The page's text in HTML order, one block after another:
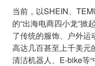
当前，以SHEIN、
的“出海电商四小龙”掀
了传统的服饰、户外运
高达几百甚至上千美元
清洁机器人、E-bike等“